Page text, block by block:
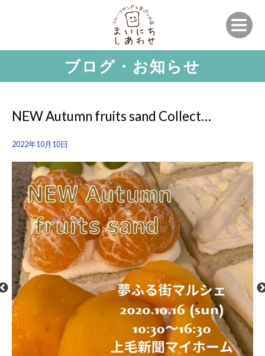
ブログ・お知らせ
NEW Autumn fruits sand Collect…
2022年10月10日